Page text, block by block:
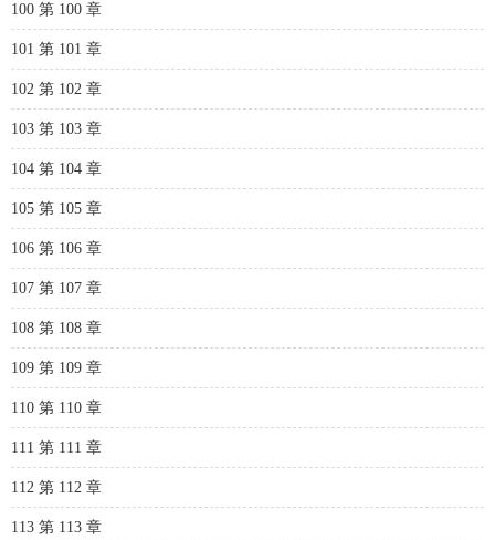
100 第 100 章
101 第 101 章
102 第 102 章
103 第 103 章
104 第 104 章
105 第 105 章
106 第 106 章
107 第 107 章
108 第 108 章
109 第 109 章
110 第 110 章
111 第 111 章
112 第 112 章
113 第 113 章